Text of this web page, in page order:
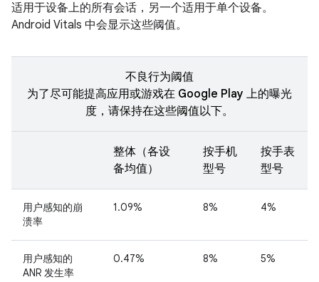
适用于设备上的所有会话，另一个适用于单个设备。
Android Vitals 中会显示这些阈值。
不良行为阈值
为了尽可能提高应用或游戏在 Google Play 上的曝光
度，请保持在这些阈值以下。
整体（各设
备均值）
按手机
型号
按手表
型号
用户感知的崩
溃率
1.09% 8% 4%
用户感知的
ANR 发生率
0.47% 8% 5%